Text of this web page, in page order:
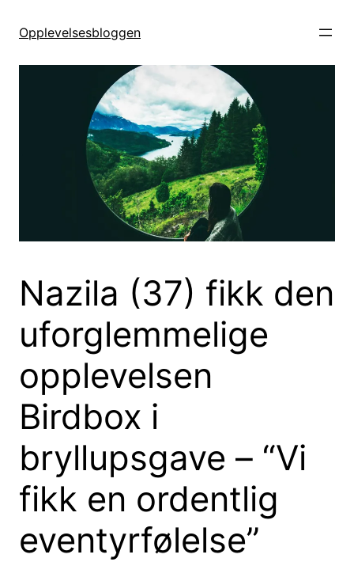
Opplevelsesbloggen
Nazila (37) fikk den
uforglemmelige
opplevelsen
Birdbox i
bryllupsgave – “Vi
fikk en ordentlig
eventyrfølelse”